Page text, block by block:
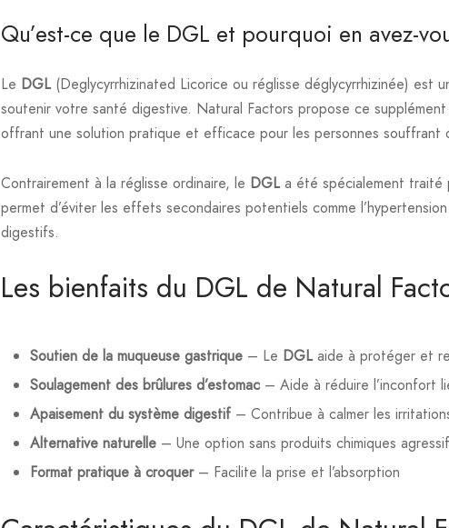
Qu’est-ce que le DGL et pourquoi en avez-
Le DGL (Deglycyrrhizinated Licorice ou réglisse déglycyrrhizinée) est
soutenir votre santé digestive. Natural Factors propose ce
offrant une solution pratique et efficace pour les personnes souffrant
Contrairement à la réglisse ordinaire, le DGL a été spécialement traité
permet d’éviter les effets secondaires potentiels comme
digestifs.
Les bienfaits du DGL de Natural
Soutien de la muqueuse gastrique– Le DGLaide à protéger et
Soulagement des brûlures d’estomac– Aide à réduire l’inconfort
Apaisement du système digestif– Contribue à calmer les
Alternative naturelle– Une option sans produits chimiques
Format pratique à croquer– Facilite la prise et l’absorption